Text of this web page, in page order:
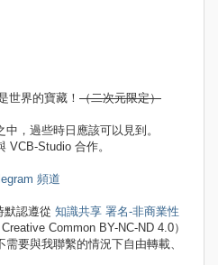
世界的寶藏！ （二次元限定）
，過些時日應該可以見到。
VCB-Studio 合作。
頻道
默認遵從 知識共享 署名-非商業性
Creative Common BY-NC-ND 4.0）
要與我聯繫的情況下自由轉載、